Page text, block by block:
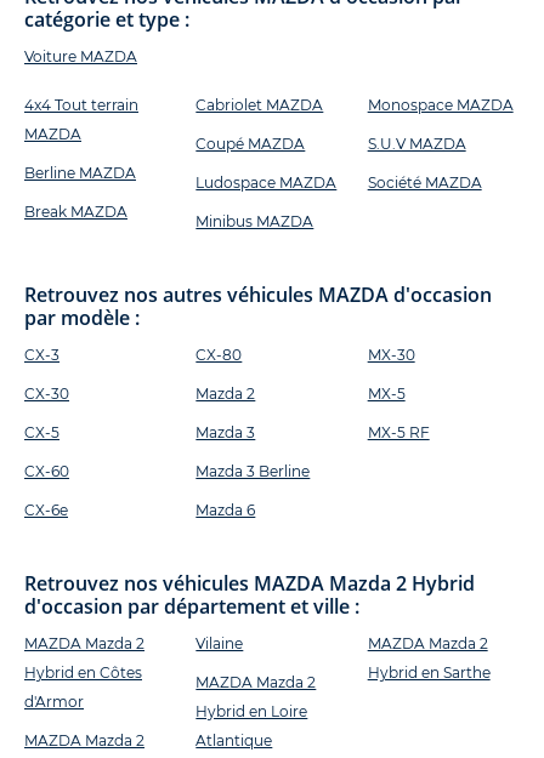
catégorie et type :
Voiture MAZDA
4x4 Tout terrain
MAZDA
Berline MAZDA
Break MAZDA
Cabriolet MAZDA
Coupé MAZDA
Ludospace MAZDA
Minibus MAZDA
Monospace MAZDA
S.U.V MAZDA
Société MAZDA
Retrouvez nos autres véhicules MAZDA d'occasion
par modèle :
CX-3
CX-30
CX-5
CX-60
CX-6e
CX-80
Mazda 2
Mazda 3
Mazda 3 Berline
Mazda 6
MX-30
MX-5
MX-5 RF
Retrouvez nos véhicules MAZDA Mazda 2 Hybrid
d'occasion par département et ville :
MAZDA Mazda 2
Hybrid en Côtes
d'Armor
MAZDA Mazda 2
Vilaine
MAZDA Mazda 2
Hybrid en Loire
Atlantique
MAZDA Mazda 2
Hybrid en Sarthe